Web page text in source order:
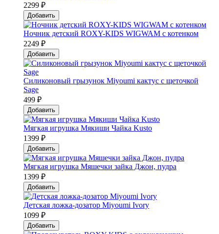
2299 ₽
Добавить
Ночник детский ROXY-KIDS WIGWAM с котенком
2249 ₽
Добавить
Силиконовый грызунок Мiyoumi кактус с щеточкой
Sage
499 ₽
Добавить
Мягкая игрушка Мякиши Чайка Kusto
1399 ₽
Добавить
Мягкая игрушка Мяшечки зайка Джон, пудра
1399 ₽
Добавить
Детская ложка-дозатор Мiyoumi Ivory
1099 ₽
Добавить